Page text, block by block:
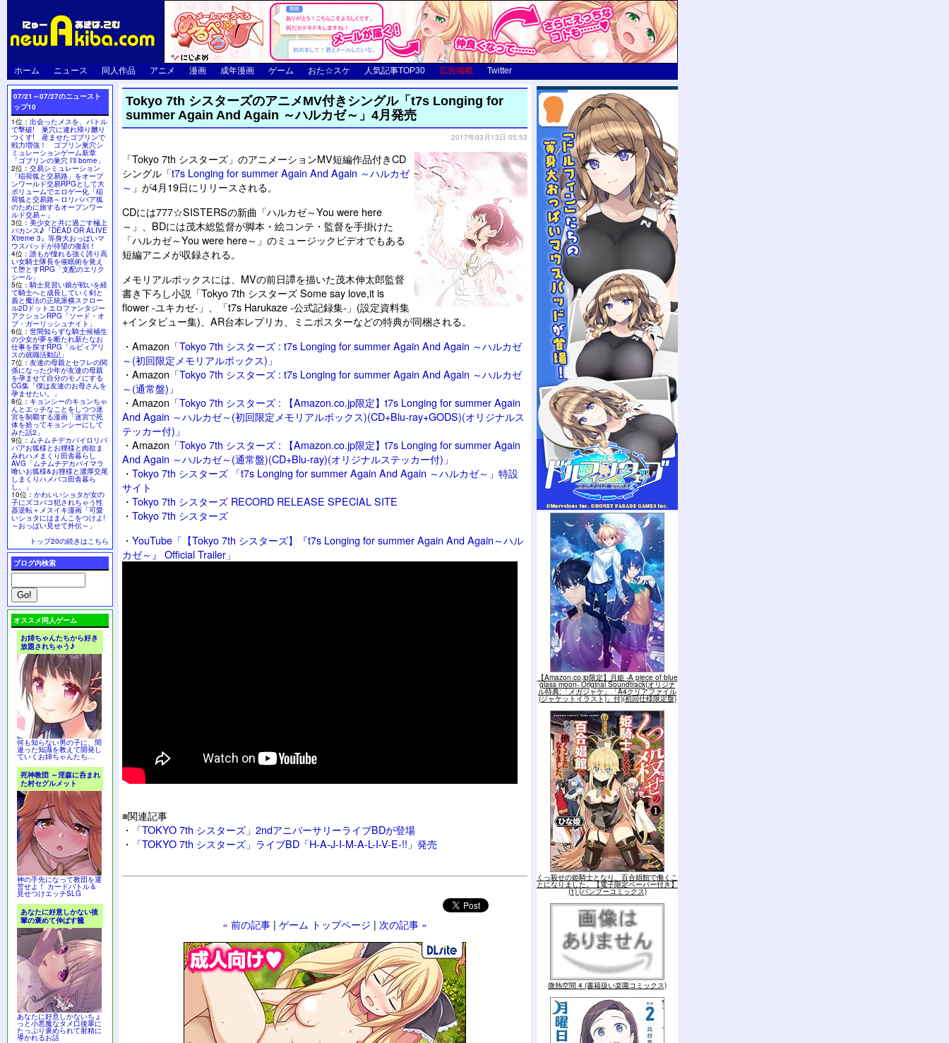
ホーム ニュース 同人作品 アニメ 漫画 成年漫画 ゲーム おた☆スケ 人気記事TOP30 広告掲載 Twitter
Tokyo 7th シスターズのアニメMV付きシングル「t7s Longing for
summer Again And Again ～ハルカゼ～」4月発売
2017年03月13日 05:53
「Tokyo 7th シスターズ」のアニメーションMV短編作品付きCD
シングル「t7s Longing for summer Again And Again ～ハルカゼ
～ 」が4月19日にリリースされる。
CDには777☆SISTERSの新曲「ハルカゼ～You were here
～」、BDには茂木総監督が脚本・絵コンテ・監督を手掛けた
「ハルカゼ～You were here～」のミュージックビデオでもある
短編アニメが収録される。
メモリアルボックスには、MVの前日譚を描いた茂木伸太郎監督
書き下ろし小説「Tokyo 7th シスターズ Some say love,it is
flower -ユキカゼ-」、「t7s Harukaze -公式記録集-」(設定資料集
+インタビュー集)、AR台本レプリカ、ミニポスターなどの特典が同梱される。
・ Amazon 「Tokyo 7th シスターズ : t7s Longing for summer Again And Again ～ハルカゼ
～(初回限定メモリアルボックス)」
・ Amazon 「Tokyo 7th シスターズ : t7s Longing for summer Again And Again ～ハルカゼ
～(通常盤)」
・ Amazon 「Tokyo 7th シスターズ : 【Amazon.co.jp限定】t7s Longing for summer Again
And Again ～ハルカゼ～(初回限定メモリアルボックス)(CD+Blu-ray+GODS)(オリジナルス
テッカー付)」
・ Amazon 「Tokyo 7th シスターズ : 【Amazon.co.jp限定】t7s Longing for summer Again
And Again ～ハルカゼ～(通常盤)(CD+Blu-ray)(オリジナルステッカー付)」
・ Tokyo 7th シスターズ 「t7s Longing for summer Again And Again ～ハルカゼ～」特設
サイト
・ Tokyo 7th シスターズ RECORD RELEASE SPECIAL SITE
・ Tokyo 7th シスターズ
・ YouTube「【Tokyo 7th シスターズ】『t7s Longing for summer Again And Again～ハル
カゼ～』 Official Trailer」
■関連記事
・
「TOKYO 7th シスターズ」2ndアニバーサリーライブBDが登場
・
「TOKYO 7th シスターズ」ライブBD「H-A-J-I-M-A-L-I-V-E-!!」発売
« 前の記事 | ゲーム トップページ | 次の記事 »
07/21～07/27のニュースト
ップ10
1位： 出会ったメスを、バトル
で撃破! 巣穴に連れ帰り嬲り
つくす! 産ませたゴブリンで
戦力増強！ ゴブリン巣穴シ
ミュレーションゲーム新章
「ゴブリンの巣穴 I'll borne」
2位： 交易シミュレーション
「稲荷狐と交易路」をオープ
ンワールド交易RPGとして大
ボリュームでエロゲー化「稲
荷狐と交易路～ロリババア狐
のために旅するオープンワー
ルド交易～」
3位： 美少女と共に過ごす極上
バカンス♪『DEAD OR ALIVE
Xtreme 3』等身大おっぱいマ
ウスパッドが待望の復刻！
4位： 誰もが憧れる強く誇り高
い女騎士隊長を催眠術を覚え
て堕とすRPG「支配のエリク
シール」
5位： 騎士見習い娘が戦いを経
て騎士へと成長していく剣と
盾と魔法の正統派横スクロー
ル2Dドットエロファンタジー
アクションRPG「ソード・オ
ブ・ガーリッシュナイト」
6位： 世間知らずな騎士候補生
の少女が夢を断たれ新たなお
仕事を探すRPG「ルビィアリ
スの就職活動記」
7位： 友達の母親とセフレの関
係になった少年が友達の母親
を孕ませて自分のモノにする
CG集「僕は友達のお母さんを
孕ませたい。」
8位： キョンシーのキョンちゃ
んとエッチなことをしつつ迷
宮を制覇する漫画「迷宮で死
体を拾ってキョンシーにして
みた話2」
9位： ムチムチデカパイロリバ
バアお狐様とお狸様と肉欲ま
みれハメまくり田舎暮らし
AVG「ムチムチデカパイマラ
喰いお狐様&お狸様と濃厚交尾
しまくりハメパコ田舎暮ら
し。」
10位： かわいいショタが女の
子にズコバコ犯されちゃう性
器逆転＋メスイキ漫画「可愛
いショタにはまんこをつけよ!
～おっぱい見せて外伝～」
トップ20の続きはこちら
ブログ内検索
オススメ同人ゲーム
お姉ちゃんたちから好き
放題されちゃう♪
何も知らない男の子に、間
違った知識を教えて開発し
ていくお姉ちゃんたち…
死神教団 ～淫森に呑まれ
た村セグルメット
神の手先になって教団を運
営せよ！ カードバトル＆
見せつけエッチSLG
あなたに好意しかない後
輩の褒めて伸ばす籠
あなたに好意しかないちょ
っと小悪魔なタメ口後輩に
たっぷり褒められて射精に
導かれるお話
【Amazon.co.jp限定】月姫 -A piece of blue
glass moon- Original Soundtrack(オリジナ
ル特典:「メガジャケ」「A4クリアファイル
(ジャケットイラスト)」付)(初回仕様限定盤)
くっ殺せの姫騎士となり、百合娼館で働くこ
とになりました。【電子限定ペーパー付き】
(1) (バンブーコミックス)
微熱空間 4 (書籍扱い楽園コミックス)